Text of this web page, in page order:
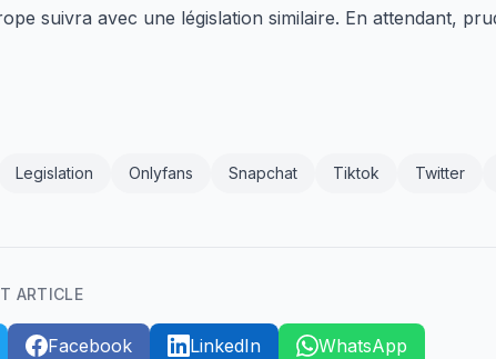
suivra avec une législation similaire. En attendant,
Legislation Onlyfans Snapchat Tiktok Twitter
ARTICLE
Facebook LinkedIn WhatsApp